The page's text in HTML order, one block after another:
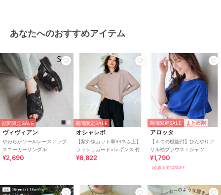
あなたへのおすすめアイテム
期間限定SALE
ヴィヴィアン
やわらかソールレースアップ
スニーカーサンダル
¥2,690
期間限定SALE
オシャレボ
【紫外線カット率99％以上】
ラッシュガード×レギンス 付
き タンキニ
¥6,822
期間限定SALE まとめ割
アロッタ
【４つの機能付】ひんやりフ
リル袖ブラウスＴシャツ
¥1,790
3点以上で10%OFF